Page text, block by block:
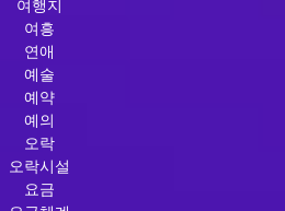
여행지
여흥
연애
예술
예약
예의
오락
오락시설
요금